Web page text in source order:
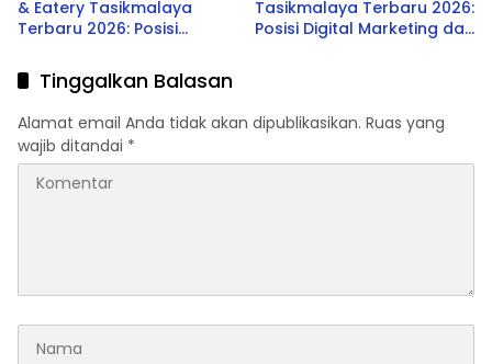
& Eatery Tasikmalaya
Terbaru 2026: Posisi
Tasikmalaya Terbaru 2026:
Posisi Digital Marketing dan
Tinggalkan Balasan
Alamat email Anda tidak akan dipublikasikan. Ruas yang
wajib ditandai *